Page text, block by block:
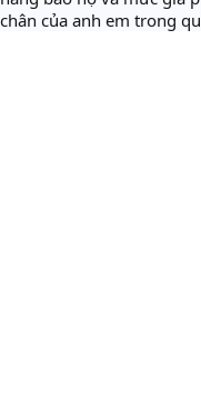
chân của anh em trong